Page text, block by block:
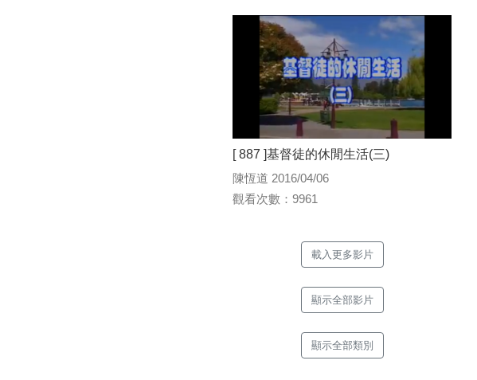
[ 887 ]基督徒的休閒生活(三)
陳恆道 2016/04/06
觀看次數：9961
載入更多影片
顯示全部影片
顯示全部類別